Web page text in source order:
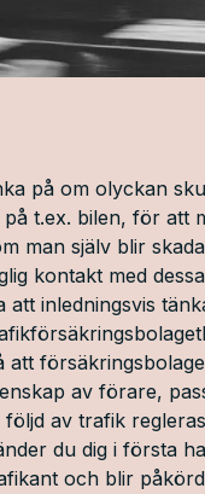
på om olyckan
t.ex. bilen, för
man själv blir
kontakt med
att inledningsvis
av förare,
följd av trafik
du dig i första
och blir